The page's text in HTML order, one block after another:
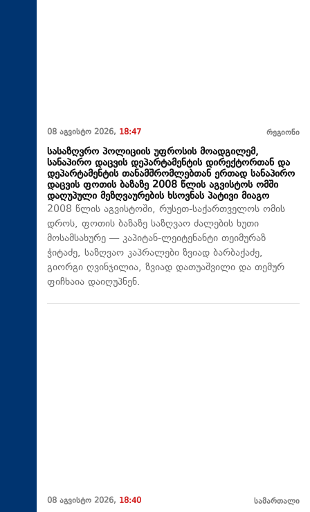
08 აგვისტო 2026, 18:47 რეგიონი
სასაზღვრო პოლიციის უფროსის მოადგილემ,
სანაპირო დაცვის დეპარტამენტის დირექტორთან და
დეპარტამენტის თანამშრომლებთან ერთად სანაპირო
დაცვის ფოთის ბაზაზე 2008 წლის აგვისტოს ომში
დაღუპული მეზღვაურების ხსოვნას პატივი მიაგო
2008 წლის აგვისტოში, რუსეთ-საქართველოს ომის
დროს, ფოთის ბაზაზე საზღვაო ძალების ხუთი
მოსამსახურე — კაპიტან-ლეიტენანტი თეიმურაზ
ჭიტაძე, საზღვაო კაპრალები ზვიად ბარბაქაძე,
გიორგი ღვინჯილია, ზვიად დათუაშვილი და თემურ
ფიჩხაია დაიღუპნენ.
08 აგვისტო 2026, 18:40 სამართალი